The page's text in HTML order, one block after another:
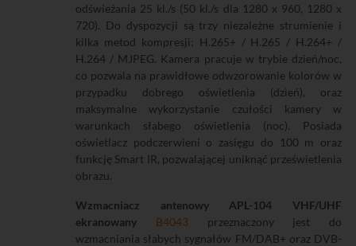
odświeżania 25 kl./s (50 kl./s dla 1280 x 960, 1280 x
720). Do dyspozycji są trzy niezależne strumienie i
kilka metod kompresji: H.265+ / H.265 / H.264+ /
H.264 / MJPEG. Kamera pracuje w trybie dzień/noc,
co pozwala na prawidłowe odwzorowanie kolorów w
przypadku dobrego oświetlenia (dzień), oraz
maksymalne wykorzystanie czułości kamery w
warunkach słabego oświetlenia (noc). Posiada
oświetlacz podczerwieni o zasięgu do 100 m oraz
funkcję Smart IR, pozwalającej uniknąć prześwietlenia
obrazu.
Wzmacniacz antenowy APL-104 VHF/UHF
ekranowany
B4043 przeznaczony jest do
wzmacniania słabych sygnałów FM/DAB+ oraz DVB-